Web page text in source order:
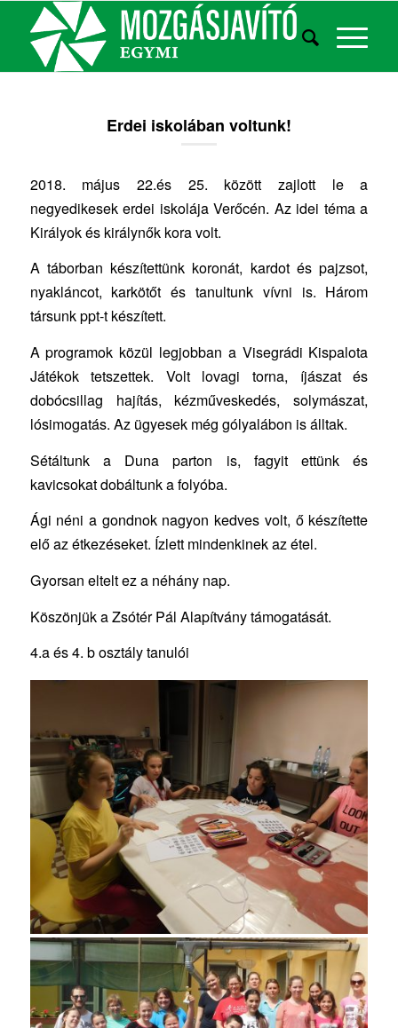
Erdei iskolában voltunk!
2018. május 22.és 25. között zajlott le a
negyedikesek erdei iskolája Verőcén. Az idei téma a
Királyok és királynők kora volt.
A táborban készítettünk koronát, kardot és pajzsot,
nyakláncot, karkötőt és tanultunk vívni is. Három
társunk ppt-t készített.
A programok közül legjobban a Visegrádi Kispalota
Játékok tetszettek. Volt lovagi torna, íjászat és
dobócsillag hajítás, kézműveskedés, solymászat,
lósimogatás. Az ügyesek még gólyalábon is álltak.
Sétáltunk a Duna parton is, fagyit ettünk és
kavicsokat dobáltunk a folyóba.
Ági néni a gondnok nagyon kedves volt, ő készítette
elő az étkezéseket. Ízlett mindenkinek az étel.
Gyorsan eltelt ez a néhány nap.
Köszönjük a Zsótér Pál Alapítvány támogatását.
4.a és 4. b osztály tanulói